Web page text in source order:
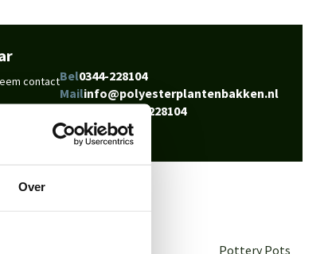
Over
contactBel0344-228104
Mailinfo@polyesterplantenbakken.nl
0344-228104
Pottery Pots